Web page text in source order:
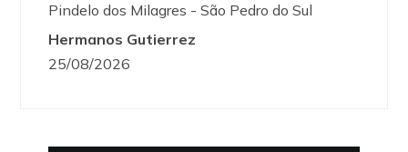
Pindelo dos Milagres - São Pedro do Sul
Hermanos Gutierrez
25/08/2026